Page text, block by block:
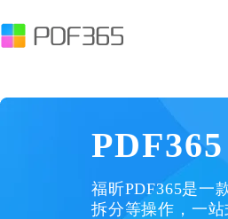
PDF365
福昕PDF365是一
拆分等操作，一